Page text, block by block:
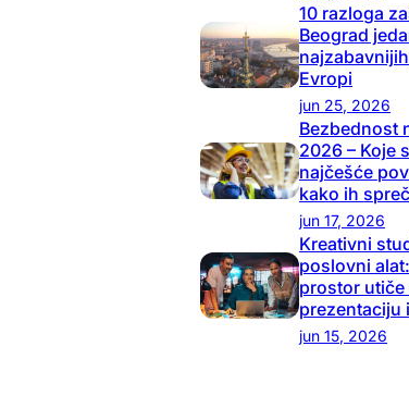
10 razloga
Beograd
Evropi
jun 25, 2026
Bezbednost
2026 – Koje
najčešće
kako ih
jun 17, 2026
Kreativni
poslovni
prostor utiče
prezentaciju
jun 15, 2026